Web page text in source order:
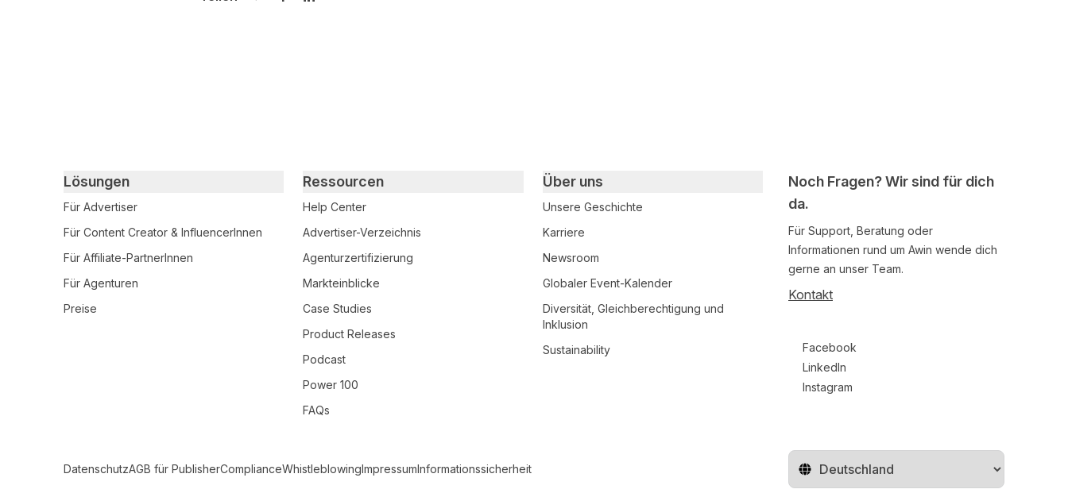
Auf Twitter teilen
Auf Facebook teilen
Auf LinkedIn teilen
Region ändern
Noch Fragen? Wir sind für dich
da.
Für Support, Beratung oder
Informationen rund um Awin wende dich
gerne an unser Team.
Kontakt
Facebook
LinkedIn
Instagram
Primary footer navigation
Lösungen
Für Advertiser
Für Content Creator & InfluencerInnen
Für Affiliate-PartnerInnen
Für Agenturen
Preise
Ressourcen
Help Center
Advertiser-Verzeichnis
Agenturzertifizierung
Markteinblicke
Case Studies
Product Releases
Podcast
Power 100
FAQs
Über uns
Unsere Geschichte
Karriere
Newsroom
Globaler Event-Kalender
Diversität, Gleichberechtigung und
Inklusion
Sustainability
Secondary Footer Navigation
DatenschutzAGB für PublisherComplianceWhistleblowingImpressumInformationssicherheit